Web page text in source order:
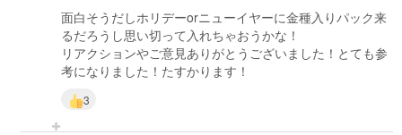
面白そうだしホリデーorニューイヤーに金種入りパック来
るだろうし思い切って入れちゃおうかな！
リアクションやご意見ありがとうございました！とても参
考になりました！たすかります！
3